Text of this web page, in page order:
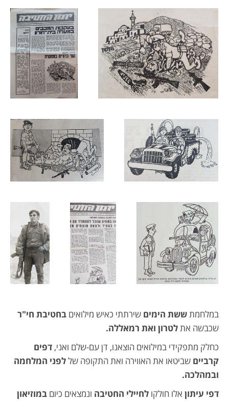
במלחמתששת הימים שירתתי כאיש מילואים בחטיבת חי"ר
שכבשה אתלטרון ואת רמאללה.
כחלק מתפקידי במילואים הוצאנו, דן עם-שלם ואני, דפים
קרביים שביטאו את האווירה ואת התקופה שללפני המלחמה
ובמהלכה.
דפי עיתון אלו חולקו לחיילי החטיבה ונמצאים כיום במוזיאון